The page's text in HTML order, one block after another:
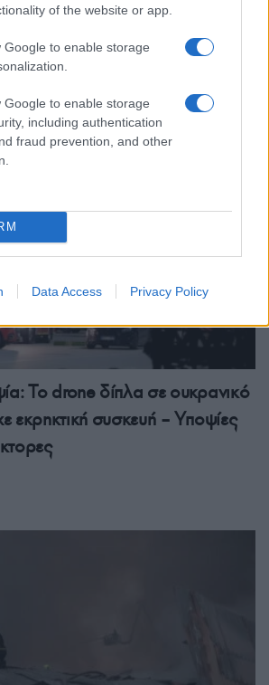
of the website or app.
Google to enable storage
Google to enable storage
including authentication
fraud prevention, and other
Data Access Privacy Policy
πρωτοβουλία για ειρήνευση
στους πρώην μαχητές και
Το drone δίπλα σε ουκρανικό
εκρηκτική συσκευή – Υποψίες